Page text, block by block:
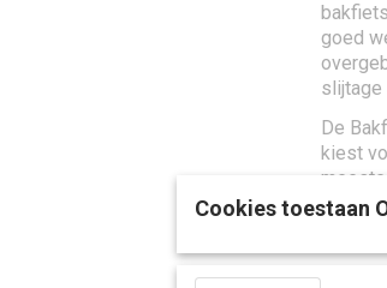
goed
slijtage
De
kiest
voor
Cookies toestaan